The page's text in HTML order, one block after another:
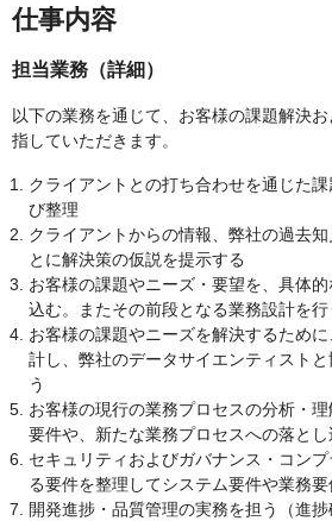
仕事内容
担当業務（詳細）
以下の業務を通じて、お客様の課題解決
指していただきます。
クライアントとの打ち合わせを通じた
び整理
クライアントからの情報、弊社の過去
とに解決策の仮説を提示する
お客様の課題やニーズ・要望を、具体
込む。またその前段となる業務設計を行
お客様の課題やニーズを解決するため
計し、弊社のデータサイエンティスト
う
お客様の現行の業務プロセスの分析・
要件や、新たな業務プロセスへの落とし
セキュリティおよびガバナンス・コン
る要件を整理してシステム要件や業務
開発進捗・品質管理の実務を担う（進